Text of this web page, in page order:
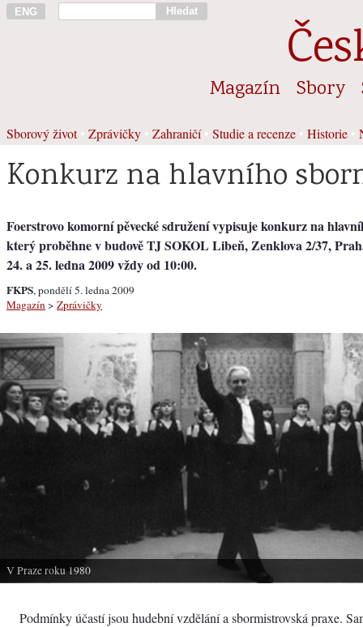
ENG Hledat
Magazín Sbory
Sborový život• Zprávičky Zahraničí• Studie a recenze Historie
Konkurz na hlavního
Foerstrovo komorní pěvecké sdružení vypisuje konkurz na
který proběhne v budově TJ SOKOL Libeň, Zenklova 2/37,
24. a 25. ledna 2009 vždy od 10:00.
FKPS, pondělí 5. ledna 2009
Magazín > Zprávičky
V Praze roku 1980
Podmínky účastí jsou hudební vzdělání a sbormistrovská praxe.